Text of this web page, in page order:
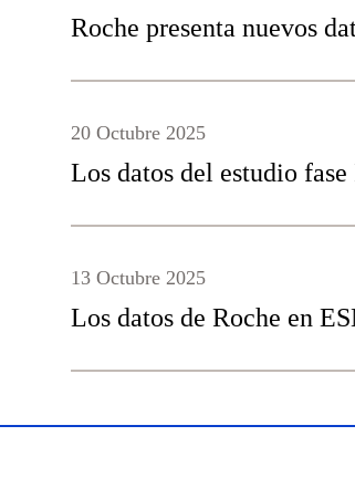
Roche presenta nuevos
Los datos del estudio
20 Octubre 2025
Los datos de Roche en
13 Octubre 2025